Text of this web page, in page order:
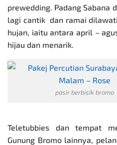
prewedding. Padang Sabana
lagi cantik dan ramai
hujan, iaitu antara april –
hijau dan menarik.
pasir berbisik bromo
Teletubbies dan tempat
Gunung Bromo lainnya,